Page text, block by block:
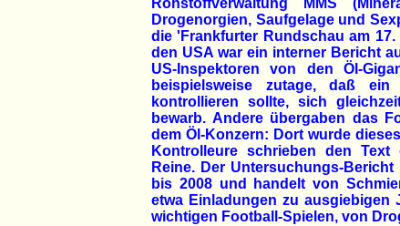
Rohstoffverwaltung MMS
Drogenorgien, Saufgelage und
die 'Frankfurter Rundschau am
den USA war ein interner Bericht
US-Inspektoren von den Öl-
beispielsweise zutage, daß
kontrollieren sollte, sich
bewarb. Andere übergaben das
dem Öl-Konzern: Dort wurde
Kontrolleure schrieben den
Reine. Der Untersuchungs-
bis 2008 und handelt von
etwa Einladungen zu ausgiebigen
wichtigen Football-Spielen, von